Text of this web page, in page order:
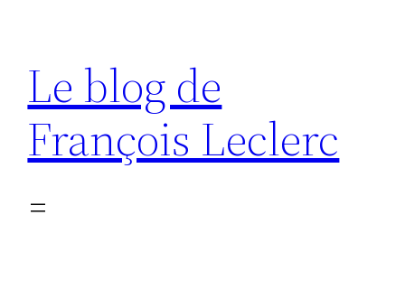
contenu
Le blog de
François Leclerc